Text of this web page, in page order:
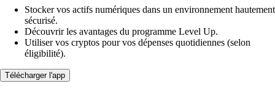
Stocker vos actifs numériques dans un environnement hautement
sécurisé.
Découvrir les avantages du programme Level Up.
Utiliser vos cryptos pour vos dépenses quotidiennes (selon
éligibilité).
Télécharger l'app